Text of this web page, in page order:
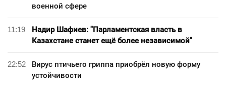
военной сфере
11:19
Надир Шафиев: "Парламентская власть в
Казахстане станет ещё более независимой"
22:52
Вирус птичьего гриппа приобрёл новую форму
устойчивости